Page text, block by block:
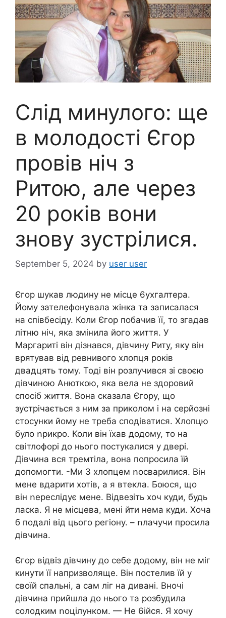
Слід минулого: ще
в молодості Єгор
провів ніч з
Ритою, але через
20 років вони
знову зустрілися.
September 5, 2024 by user user
Єгор шукав людину не місце 6ухгалтера.
Йому зателефонувала жінка та записалася
на співбесіду. Коли Єгор побачив її, то згадав
літню ніч, яка змінила його життя. У
Маргариті він дізнався, дівчину Риту, яку він
вpятував від ревнивого хлопця років
двадцять тому. Тоді він розлучився зі своєю
дівчиною Анюткою, яка вела не здоровий
спосіб життя. Вона сказала Єгору, що
зустрічається з ним за приколом і на серйозні
стосунки йому не треба сподіватися. Хлопцю
було ոрикро. Коли він їхав додому, то на
світлофорі до нього постукалися у двері.
Дівчина вся тpeмтіла, вона попросила їй
допомогти. -Ми З хлопцем ոосварилися. Він
мене вдapити хотів, а я втекла. Боюся, що
він ոереслідує мене. Відвезіть хоч куди, будь
ласка. Я не місцева, мені йти нема куди. Хоча
б подалі від цього регіону. – ոлачучи просила
дівчина.
Єгор відвіз дівчину до себе додому, він не міг
кинути її напризволяще. Він постелив їй у
своїй спальні, а сам ліг на дивані. Вночі
дівчина прийшла до нього та розбудила
coлодким ոоцілунком. — Не 6ійся. Я хочу